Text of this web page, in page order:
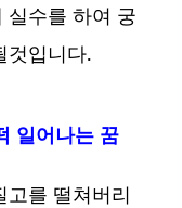
실수를 하여 궁
것입니다.
일어나는 꿈
고를 떨쳐버리